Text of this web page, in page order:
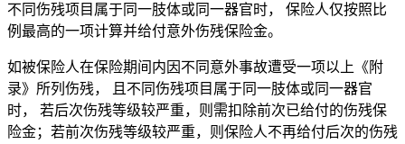
不同伤残项目属于同一肢体或同一器官时， 保险人仅按照比
例最高的一项计算并给付意外伤残保险金。
如被保险人在保险期间内因不同意外事故遭受一项以上《附
录》所列伤残， 且不同伤残项目属于同一肢体或同一器官
时， 若后次伤残等级较严重，则需扣除前次已给付的伤残保
险金；若前次伤残等级较严重，则保险人不再给付后次的伤残